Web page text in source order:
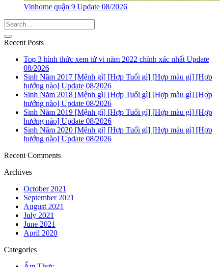
Vinhome quận 9 Update 08/2026
Recent Posts
Top 3 hình thức xem tử vi năm 2022 chính xác nhất Update
08/2026
Sinh Năm 2017 [Mệnh gì] [Hợp Tuổi gì] [Hợp màu gì] [Hợp
hướng nào] Update 08/2026
Sinh Năm 2018 [Mệnh gì] [Hợp Tuổi gì] [Hợp màu gì] [Hợp
hướng nào] Update 08/2026
Sinh Năm 2019 [Mệnh gì] [Hợp Tuổi gì] [Hợp màu gì] [Hợp
hướng nào] Update 08/2026
Sinh Năm 2020 [Mệnh gì] [Hợp Tuổi gì] [Hợp màu gì] [Hợp
hướng nào] Update 08/2026
Recent Comments
Archives
October 2021
September 2021
August 2021
July 2021
June 2021
April 2020
Categories